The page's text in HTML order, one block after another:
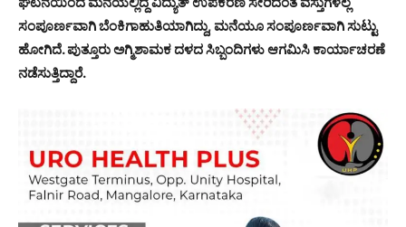
ಸಂಪೂರ್ಣವಾಗಿ ಬೆಂಕಿಗಾಹುತಿಯಾಗಿದ್ದು, ಮನೆಯೂ ಸಂಪೂರ್ಣವಾಗಿ ಸುಟ್ಟು
ಹೋಗಿದೆ. ಪುತ್ತೂರು ಅಗ್ಮಿಶಾಮಕ ದಳದ ಸಿಬ್ಬಂದಿಗಳು ಆಗಮಿಸಿ ಕಾರ್ಯಾಚರಣೆ
ನಡೆಸುತ್ತಿದ್ದಾರೆ.